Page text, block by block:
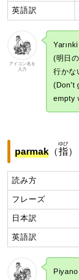
英語訳
アイコン名を
入力
(明日
行かな
empty
parmak （指
ゆび
）
読み方
フレーズ
日本訳
英語訳